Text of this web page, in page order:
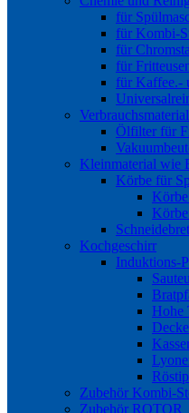
für
für Kombi-
für
für
für Kaffee.-
Ölfilter für
Kleinmaterial wie
Körbe für
Kochgeschirr
Induktions-
Hohe
Zubehör Kombi-
Zubehör ROTOR